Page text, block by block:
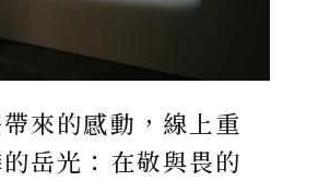
來的感動，線上重
岳光：在敬與畏的